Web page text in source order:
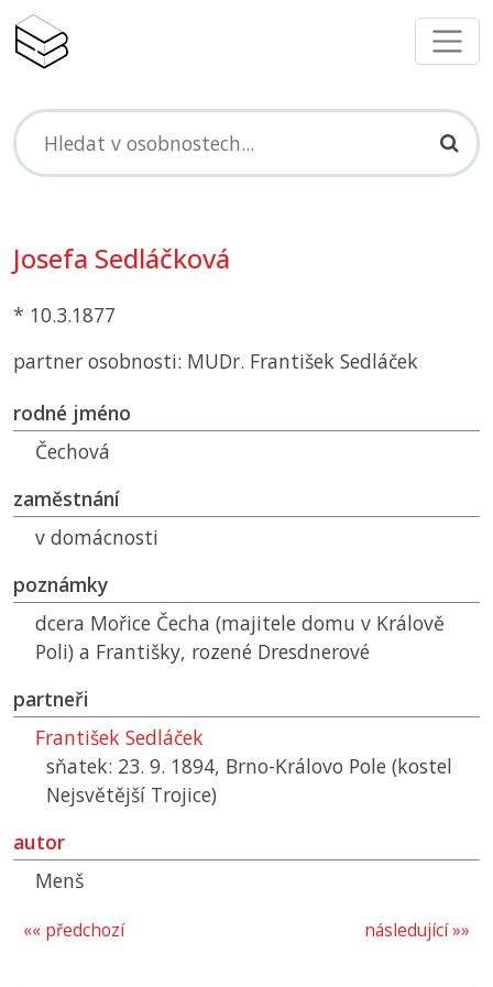
Josefa Sedláčková
* 10.3.1877
partner osobnosti: MUDr. František Sedláček
rodné jméno
Čechová
zaměstnání
v domácnosti
poznámky
dcera Mořice Čecha (majitele domu v Králově
Poli) a Františky, rozené Dresdnerové
partneři
František Sedláček
sňatek: 23. 9. 1894, Brno-Královo Pole (kostel
Nejsvětější Trojice)
autor
Menš
následující »»
«« předchozí